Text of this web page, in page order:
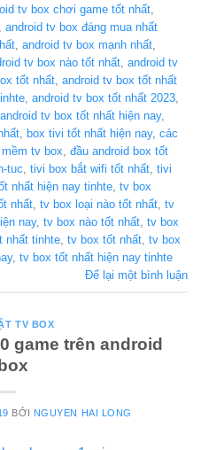
tv box chơi game tốt nhất,
, android tv box đáng mua nhất
, android tv box mạnh nhất,
tv box nào tốt nhất, android tv
tốt nhất, android tv box tốt nhất
, android tv box tốt nhất 2023,
android tv box tốt nhất hiện nay,
, box tivi tốt nhất hiện nay, các
tv box, đầu android box tốt
tuc, tivi box bắt wifi tốt nhất, tivi
nhất hiện nay tinhte, tv box
nhất, tv box loại nào tốt nhất, tv
nay, tv box nào tốt nhất, tv box
nhất tinhte, tv box tốt nhất, tv box
, tv box tốt nhất hiện nay tinhte
Để lại một bình luận
TV BOX
game trên android
BỞI NGUYEN HAI LONG